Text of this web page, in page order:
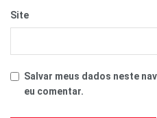
Site
Salvar meus dados neste
eu comentar.